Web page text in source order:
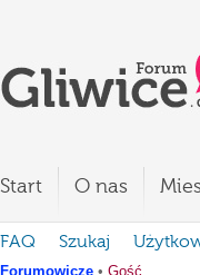
Start O nas
FAQ Szukaj
Forumowicze • Gość